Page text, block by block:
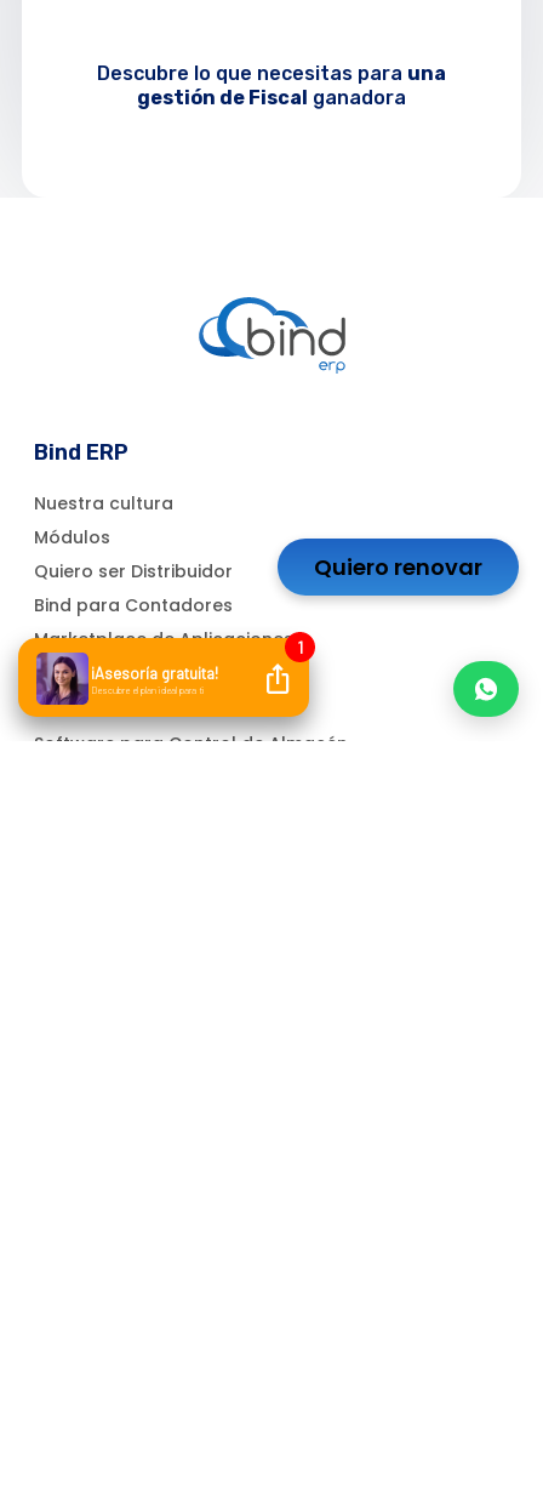
Descubre lo que necesitas para una
gestión de Fiscal ganadora
Bind ERP
Nuestra cultura
Módulos
Quiero ser Distribuidor
Bind para Contadores
Marketplace de Aplicaciones
Soluciones
Software para Control de Almacén
Quiero renovar